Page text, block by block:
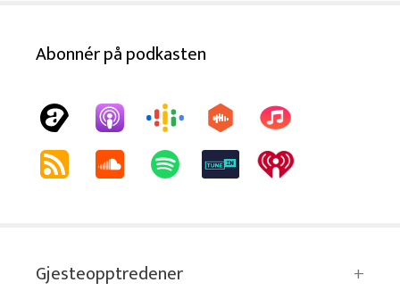
Abonnér på podkasten
Gjesteopptredener